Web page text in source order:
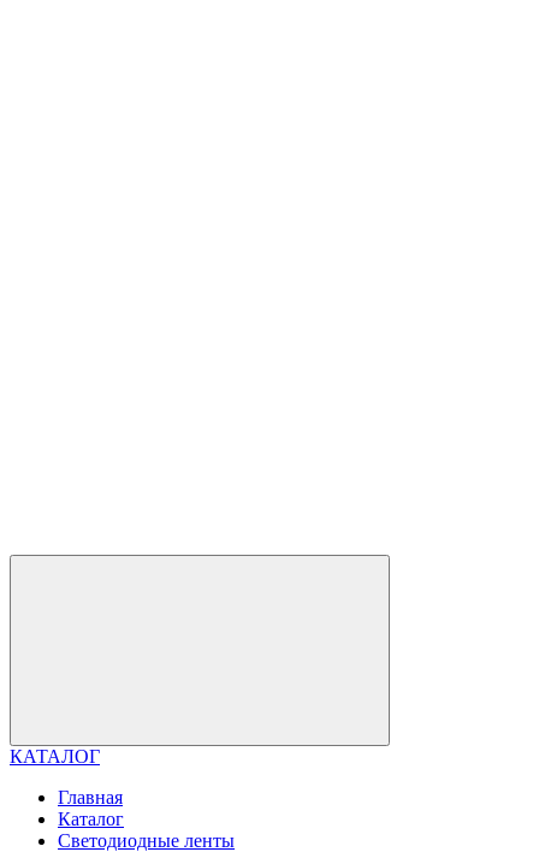
КАТАЛОГ
Главная
Каталог
Светодиодные ленты